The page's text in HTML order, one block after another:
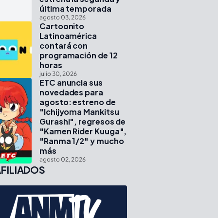
última temporada
agosto 03, 2026
Cartoonito
Latinoamérica
contará con
programación de 12
horas
julio 30, 2026
ETC anuncia sus
novedades para
agosto: estreno de
"Ichijyoma Mankitsu
Gurashi", regresos de
"Kamen Rider Kuuga",
"Ranma 1/2" y mucho
más
agosto 02, 2026